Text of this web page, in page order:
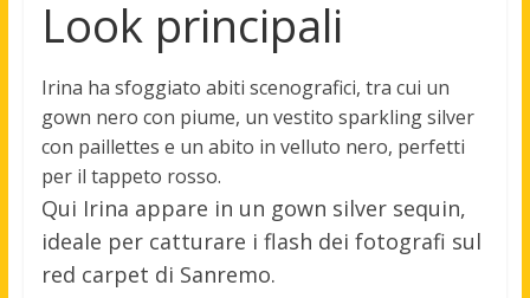
Look principali
Irina ha sfoggiato abiti scenografici, tra cui un
gown nero con piume, un vestito sparkling silver
con paillettes e un abito in velluto nero, perfetti
per il tappeto rosso.
Qui Irina appare in un gown silver sequin,
ideale per catturare i flash dei fotografi sul
red carpet di Sanremo.